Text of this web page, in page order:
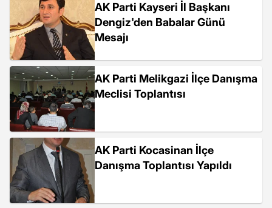
AK Parti Kayseri İl Başkanı
Dengiz'den Babalar Günü
Mesajı
AK Parti Melikgazi İlçe Danışma
Meclisi Toplantısı
AK Parti Kocasinan İlçe
Danışma Toplantısı Yapıldı